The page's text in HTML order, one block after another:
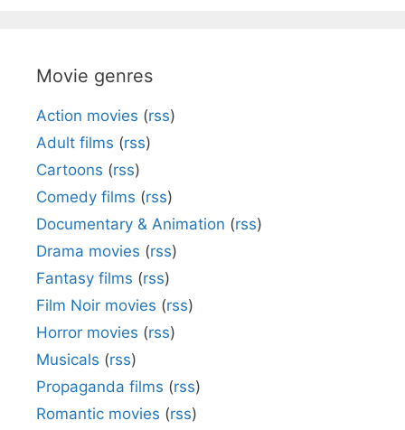
Movie genres
Action movies (rss)
Adult films (rss)
Cartoons (rss)
Comedy films (rss)
Documentary & Animation (rss)
Drama movies (rss)
Fantasy films (rss)
Film Noir movies (rss)
Horror movies (rss)
Musicals (rss)
Propaganda films (rss)
Romantic movies (rss)